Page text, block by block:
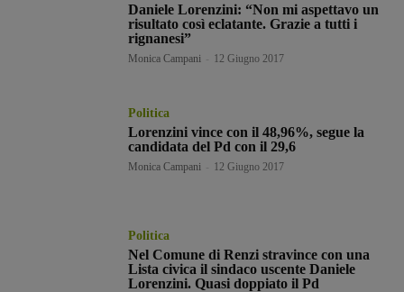
Daniele Lorenzini: “Non mi aspettavo un
risultato così eclatante. Grazie a tutti i
rignanesi”
Monica Campani 12 Giugno 2017
Politica
Lorenzini vince con il 48,96%, segue la
candidata del Pd con il 29,6
Monica Campani 12 Giugno 2017
Politica
Nel Comune di Renzi stravince con una
Lista civica il sindaco uscente Daniele
Lorenzini. Quasi doppiato il Pd